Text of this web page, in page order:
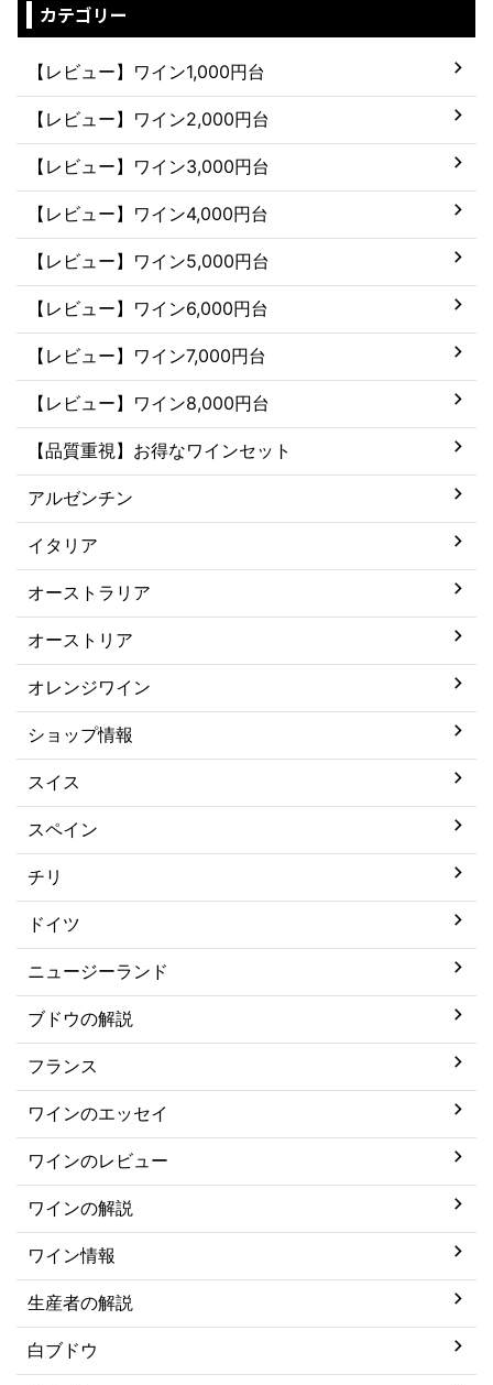
カテゴリー
【レビュー】ワイン1,000円台
【レビュー】ワイン2,000円台
【レビュー】ワイン3,000円台
【レビュー】ワイン4,000円台
【レビュー】ワイン5,000円台
【レビュー】ワイン6,000円台
【レビュー】ワイン7,000円台
【レビュー】ワイン8,000円台
【品質重視】お得なワインセット
アルゼンチン
イタリア
オーストラリア
オーストリア
オレンジワイン
ショップ情報
スイス
スペイン
チリ
ドイツ
ニュージーランド
ブドウの解説
フランス
ワインのエッセイ
ワインのレビュー
ワインの解説
ワイン情報
生産者の解説
白ブドウ